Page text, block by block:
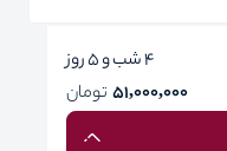
4 شب و 5 روز
51,000,000 تومان